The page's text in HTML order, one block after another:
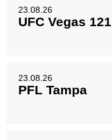
23.08.26
UFC Vegas 121
23.08.26
PFL Tampa